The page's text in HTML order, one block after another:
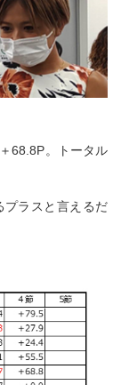
68.8P。トータル
プラスと言えるだ